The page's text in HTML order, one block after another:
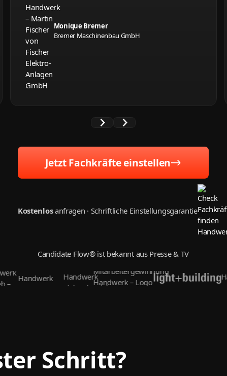
Monique Bremer
Bremer Maschinenbau GmbH
Jetzt Fachkräfte einstellen
Kostenlosanfragen · Schriftliche Einstellungsgarantie
Candidate Flow® ist bekannt aus Presse & TV
Schritt?